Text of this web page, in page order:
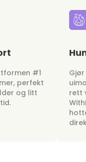
#1
perfekt
og litt
rett